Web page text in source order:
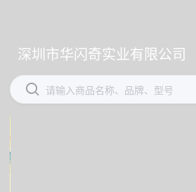
深圳市华闪奇实业有限公司
 请输入商品名称、品牌、型号
深圳市华闪奇实业有限公司
 请输入商品名称、品牌、型号